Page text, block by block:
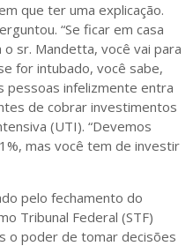
que ter uma explicação.
“Se ficar em casa
sr. Mandetta, você vai para
for intubado, você sabe,
pessoas infelizmente entra
de cobrar investimentos
(UTI). “Devemos
mas você tem de investir
pelo fechamento do
Tribunal Federal (STF)
o poder de tomar decisões